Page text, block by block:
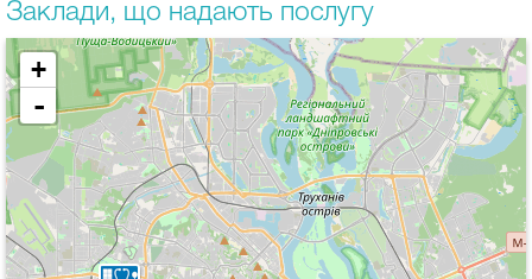
Заклади, що надають послугу
+
-